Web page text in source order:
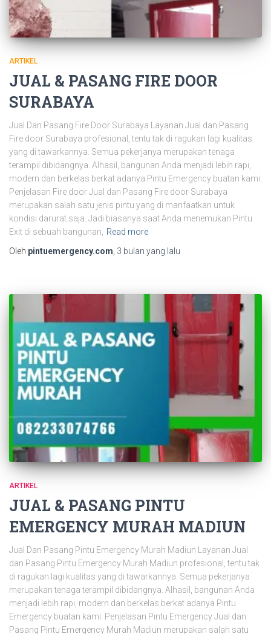
ARTIKEL
JUAL & PASANG FIRE DOOR
SURABAYA
Jual Dan Pasang Fire Door Surabaya Layanan Jual dan Pasang
Fire door Surabaya profesional, tentu tak di ragukan lagi kualitas
yang di tawarkannya. Semua pekerjanya merupakan tenaga
terampil dibidangnya. Alhasil, bangunan Anda menjadi lebih rapi,
modern dan berkelas berkat adanya Pintu Emergency buatan kami.
Penjelasan Fire door Jual dan Pasang Fire door Surabaya
merupakan salah satu jenis pintu yang di manfaatkan untuk
kondisi darurat saja. Jadi biasanya saat Anda menemukan Pintu
Exit di sebuah bangunan,
Read more
Oleh pintuemergency.com 3 bulan yang lalu
ARTIKEL
JUAL & PASANG PINTU
EMERGENCY MURAH MADIUN
Jual Dan Pasang Pintu Emergency Murah Madiun Layanan Jual
dan Pasang Pintu Emergency Murah Madiun profesional, tentu tak
di ragukan lagi kualitas yang di tawarkannya. Semua pekerjanya
merupakan tenaga terampil dibidangnya. Alhasil, bangunan Anda
menjadi lebih rapi, modern dan berkelas berkat adanya Pintu
Emergency buatan kami. Penjelasan Pintu Emergency Jual dan
Pasang Pintu Emergency Murah Madiun merupakan salah satu